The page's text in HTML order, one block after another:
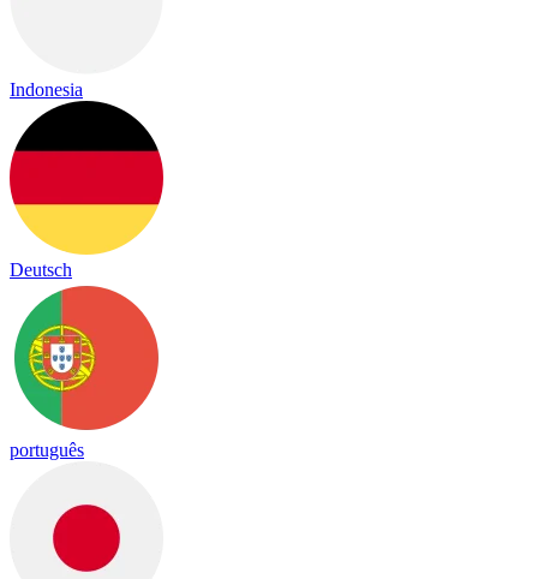
Indonesia
Deutsch
português